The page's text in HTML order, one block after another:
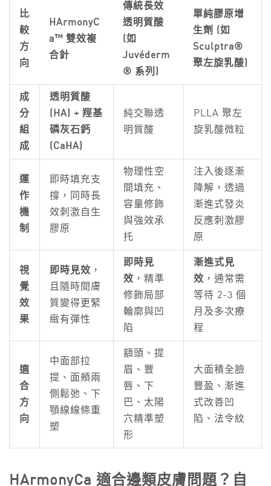
比
較
方
向
HArmonyC
a™ 雙效複
合針
傳統長效
透明質酸
(如
Juvéderm
® 系列)
單純膠原增
生劑 (如
Sculptra®
聚左旋乳酸)
成
分
組
成
透明質酸
(HA) + 羥基
磷灰石鈣
(CaHA)
純交聯透
明質酸
PLLA 聚左
旋乳酸微粒
運
作
機
制
即時填充支
撐，同時長
效刺激自生
膠原
物理性空
間填充、
容量修飾
與強效承
托
注入後逐漸
降解，透過
漸進式發炎
反應刺激膠
原
視
覺
效
果
即時見效 ，
且隨時間膚
質變得更緊
緻有彈性
即時見
效 ，精準
修飾局部
輪廓與凹
陷
漸進式見
效 ，通常需
等待 2-3 個
月及多次療
程
適
合
方
向
中面部拉
提、面頰兩
側鬆弛、下
顎線線條重
塑
額頭、提
眉、豐
唇、下
巴、太陽
穴精準塑
形
大面積全臉
豐盈、漸進
式改善凹
陷、法令紋
HArmonyCa 適合邊類皮膚問題？自